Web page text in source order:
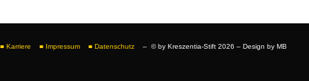
■ Karriere ■ Impressum ■ Datenschutz – © by Kreszentia-Stift 2026 – Design by MB